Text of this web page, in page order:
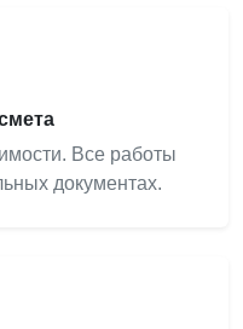
Все работы
документах.